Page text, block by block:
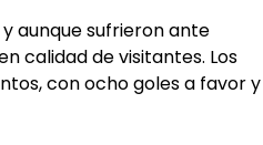
aunque sufrieron ante
calidad de visitantes. Los
con ocho goles a favor y